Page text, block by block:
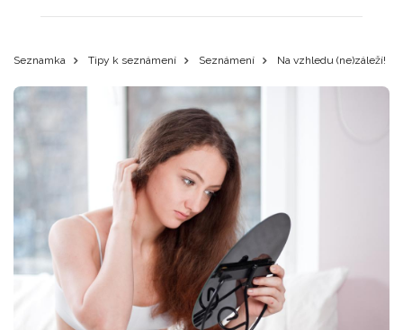
Seznamka Tipy k seznámení Seznámení Na vzhledu (ne)záleží!